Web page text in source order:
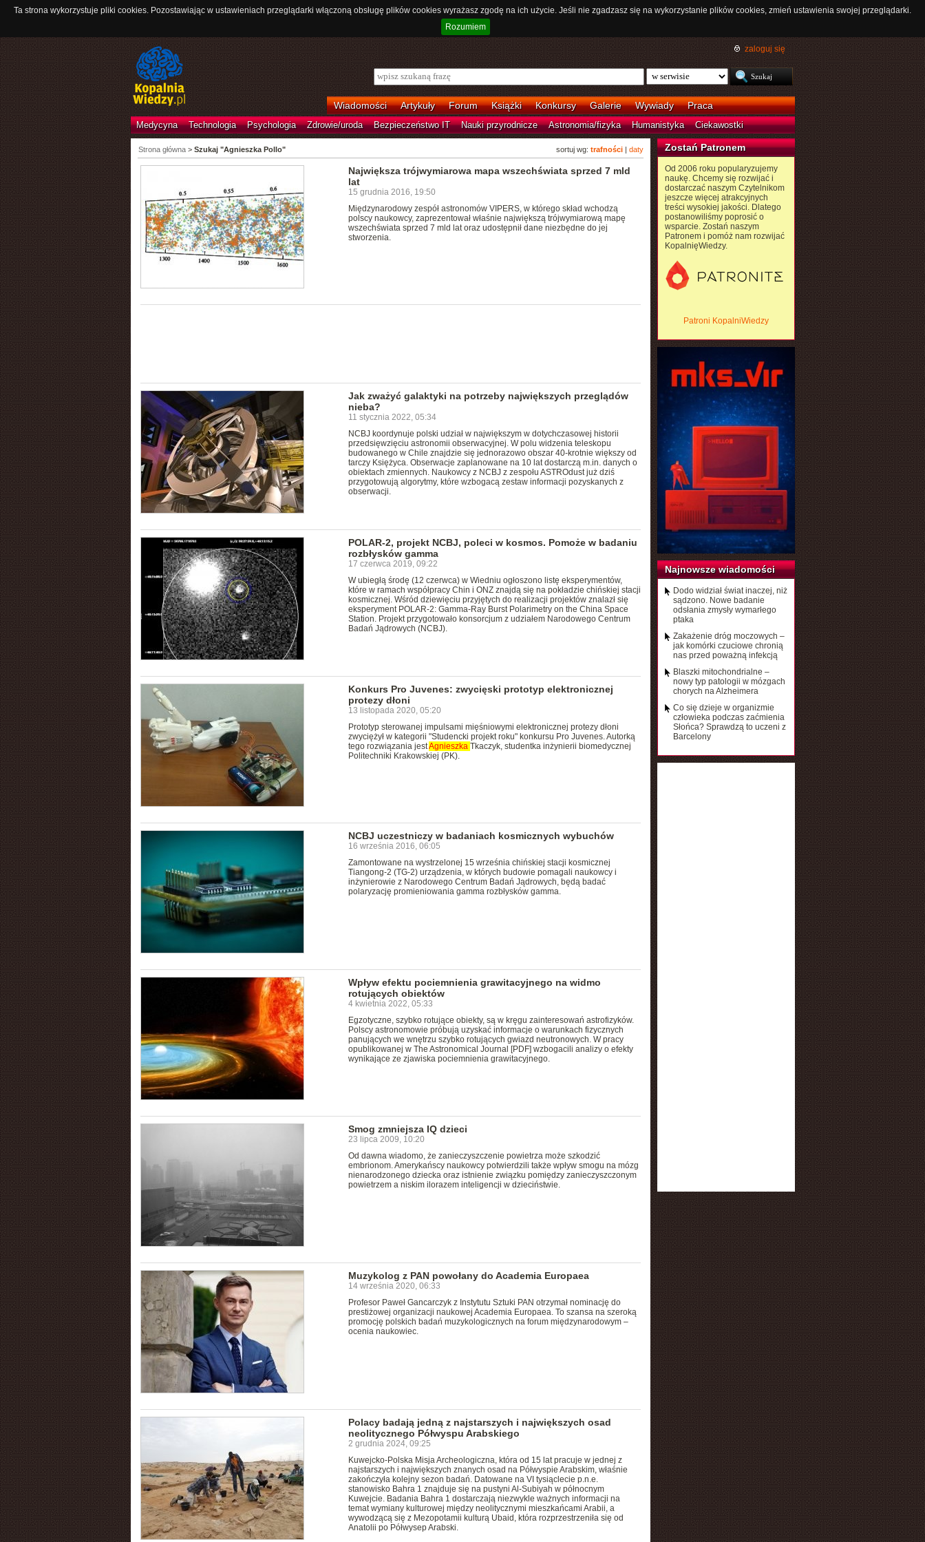
Ta strona wykorzystuje pliki cookies. Pozostawiając w ustawieniach przeglądarki włączoną obsługę plików cookies wyrażasz zgodę na ich użycie. Jeśli nie zgadzasz się na wykorzystanie plików cookies, zmień ustawienia swojej przeglądarki.
Rozumiem
zaloguj się
Wiadomości Artykuły Forum Książki Konkursy Galerie Wywiady Praca
Medycyna Technologia Psychologia Zdrowie/uroda Bezpieczeństwo IT Nauki przyrodnicze Astronomia/fizyka Humanistyka Ciekawostki
sortuj wg: trafności| daty
Strona główna> Szukaj "Agnieszka Pollo"
Największa trójwymiarowa mapa wszechświata sprzed 7 mld
lat
15 grudnia 2016, 19:50
Międzynarodowy zespół astronomów VIPERS, w którego skład wchodzą
polscy naukowcy, zaprezentował właśnie największą trójwymiarową mapę
wszechświata sprzed 7 mld lat oraz udostępnił dane niezbędne do jej
stworzenia.
Jak zważyć galaktyki na potrzeby największych przeglądów
nieba?
11 stycznia 2022, 05:34
NCBJ koordynuje polski udział w największym w dotychczasowej historii
przedsięwzięciu astronomii obserwacyjnej. W polu widzenia teleskopu
budowanego w Chile znajdzie się jednorazowo obszar 40-krotnie większy od
tarczy Księżyca. Obserwacje zaplanowane na 10 lat dostarczą m.in. danych o
obiektach zmiennych. Naukowcy z NCBJ z zespołu ASTROdust już dziś
przygotowują algorytmy, które wzbogacą zestaw informacji pozyskanych z
obserwacji.
POLAR-2, projekt NCBJ, poleci w kosmos. Pomoże w badaniu
rozbłysków gamma
17 czerwca 2019, 09:22
W ubiegłą środę (12 czerwca) w Wiedniu ogłoszono listę eksperymentów,
które w ramach współpracy Chin i ONZ znajdą się na pokładzie chińskiej stacji
kosmicznej. Wśród dziewięciu przyjętych do realizacji projektów znalazł się
eksperyment POLAR-2: Gamma-Ray Burst Polarimetry on the China Space
Station. Projekt przygotowało konsorcjum z udziałem Narodowego Centrum
Badań Jądrowych (NCBJ).
Konkurs Pro Juvenes: zwycięski prototyp elektronicznej
protezy dłoni
13 listopada 2020, 05:20
Prototyp sterowanej impulsami mięśniowymi elektronicznej protezy dłoni
zwyciężył w kategorii "Studencki projekt roku" konkursu Pro Juvenes. Autorką
tego rozwiązania jestAgnieszka Tkaczyk, studentka inżynierii biomedycznej
Politechniki Krakowskiej (PK).
NCBJ uczestniczy w badaniach kosmicznych wybuchów
16 września 2016, 06:05
Zamontowane na wystrzelonej 15 września chińskiej stacji kosmicznej
Tiangong-2 (TG-2) urządzenia, w których budowie pomagali naukowcy i
inżynierowie z Narodowego Centrum Badań Jądrowych, będą badać
polaryzację promieniowania gamma rozbłysków gamma.
Wpływ efektu pociemnienia grawitacyjnego na widmo
rotujących obiektów
4 kwietnia 2022, 05:33
Egzotyczne, szybko rotujące obiekty, są w kręgu zainteresowań astrofizyków.
Polscy astronomowie próbują uzyskać informacje o warunkach fizycznych
panujących we wnętrzu szybko rotujących gwiazd neutronowych. W pracy
opublikowanej w The Astronomical Journal [PDF] wzbogacili analizy o efekty
wynikające ze zjawiska pociemnienia grawitacyjnego.
Smog zmniejsza IQ dzieci
23 lipca 2009, 10:20
Od dawna wiadomo, że zanieczyszczenie powietrza może szkodzić
embrionom. Amerykańscy naukowcy potwierdzili także wpływ smogu na mózg
nienarodzonego dziecka oraz istnienie związku pomiędzy zanieczyszczonym
powietrzem a niskim ilorazem inteligencji w dzieciństwie.
Muzykolog z PAN powołany do Academia Europaea
14 września 2020, 06:33
Profesor Paweł Gancarczyk z Instytutu Sztuki PAN otrzymał nominację do
prestiżowej organizacji naukowej Academia Europaea. To szansa na szeroką
promocję polskich badań muzykologicznych na forum międzynarodowym –
ocenia naukowiec.
Polacy badają jedną z najstarszych i największych osad
neolitycznego Półwyspu Arabskiego
2 grudnia 2024, 09:25
Kuwejcko-Polska Misja Archeologiczna, która od 15 lat pracuje w jednej z
najstarszych i największych znanych osad na Półwyspie Arabskim, właśnie
zakończyła kolejny sezon badań. Datowane na VI tysiąclecie p.n.e.
stanowisko Bahra 1 znajduje się na pustyni Al-Subiyah w północnym
Kuwejcie. Badania Bahra 1 dostarczają niezwykle ważnych informacji na
temat wymiany kulturowej między neolitycznymi mieszkańcami Arabii, a
wywodzącą się z Mezopotamii kulturą Ubaid, która rozprzestrzeniła się od
Anatolii po Półwysep Arabski.
Zostań Patronem
Od 2006 roku popularyzujemy
naukę. Chcemy się rozwijać i
dostarczać naszym Czytelnikom
jeszcze więcej atrakcyjnych
treści wysokiej jakości. Dlatego
postanowiliśmy poprosić o
wsparcie. Zostań naszym
Patronem i pomóż nam rozwijać
KopalnięWiedzy.
Patroni KopalniWiedzy
Najnowsze wiadomości
Dodo widział świat inaczej, niż
sądzono. Nowe badanie
odsłania zmysły wymarłego
ptaka
Zakażenie dróg moczowych –
jak komórki czuciowe chronią
nas przed poważną infekcją
Blaszki mitochondrialne –
nowy typ patologii w mózgach
chorych na Alzheimera
Co się dzieje w organizmie
człowieka podczas zaćmienia
Słońca? Sprawdzą to uczeni z
Barcelony